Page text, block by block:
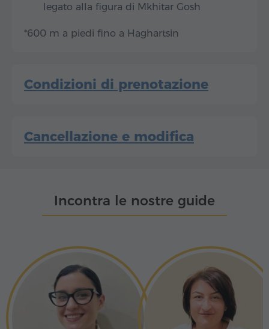
legato alla figura di Mkhitar Gosh
*600 m a piedi fino a Haghartsin
Condizioni di prenotazione
Cancellazione e modifica
Incontra le nostre guide